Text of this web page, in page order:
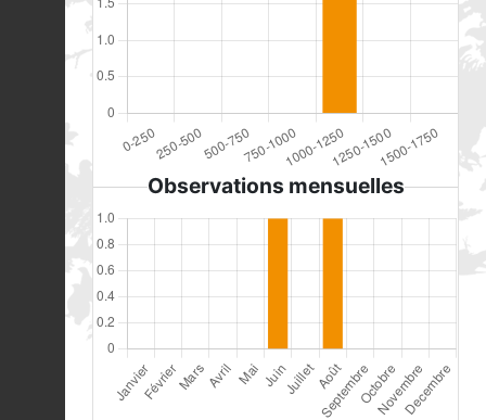
Observations mensuelles